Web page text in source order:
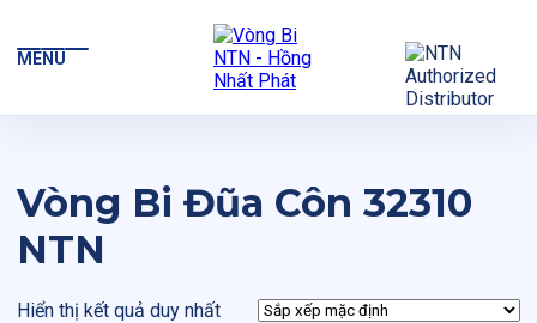
MENU
Vòng Bi Đũa Côn 32310
NTN
Hiển thị kết quả duy nhất